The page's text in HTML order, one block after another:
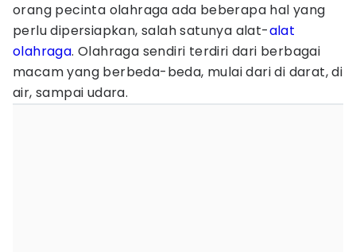
orang pecinta olahraga ada beberapa hal yang
perlu dipersiapkan, salah satunya alat-alat
olahraga. Olahraga sendiri terdiri dari berbagai
macam yang berbeda-beda, mulai dari di darat, di
air, sampai udara.